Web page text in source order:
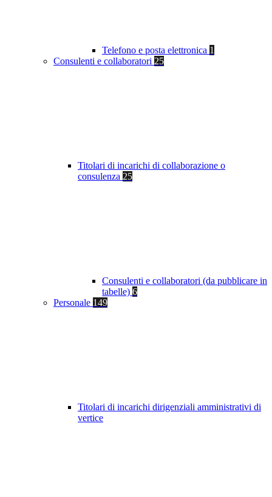
Telefono e posta elettronica 1
Consulenti e collaboratori 25
Titolari di incarichi di collaborazione o
consulenza 25
Consulenti e collaboratori (da pubblicare in
tabelle) 6
Personale 149
Titolari di incarichi dirigenziali amministrativi di
vertice